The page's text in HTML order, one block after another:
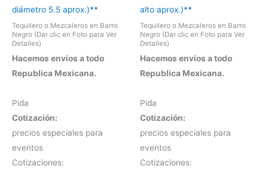
diámetro 5.5 aprox.)**
Tequilero o Mezcaleros en Barro
Negro (Dar clic en Foto para Ver
Detalles)
Hacemos envíos a todo
Republica Mexicana.
Pida
Cotización:
precios especiales para
eventos
Cotizaciones:
alto aprox.)**
Tequilero o Mezcaleros en Barro
Negro (Dar clic en Foto para Ver
Detalles)
Hacemos envíos a todo
Republica Mexicana.
Pida
Cotización:
precios especiales para
eventos
Cotizaciones: